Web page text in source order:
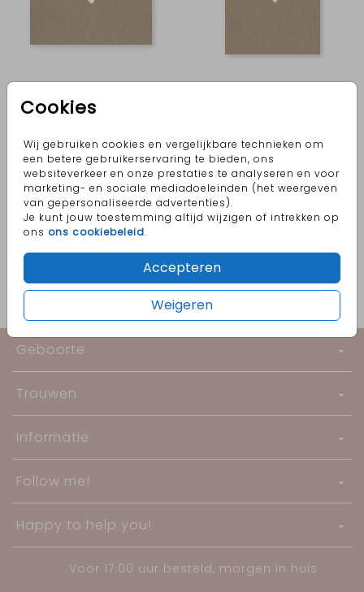
Cookies
Wij gebruiken cookies en vergelijkbare technieken om
een betere gebruikerservaring te bieden, ons
websiteverkeer en onze prestaties te analyseren en voor
marketing- en sociale mediadoeleinden (het weergeven
van gepersonaliseerde advertenties).
Je kunt jouw toestemming altijd wijzigen of intrekken op
ons ons cookiebeleid.
Accepteren
Weigeren
Geboorte
Trouwen
Informatie
Follow me!
Happy to help you!
Voor 17:00 uur besteld, morgen in huis